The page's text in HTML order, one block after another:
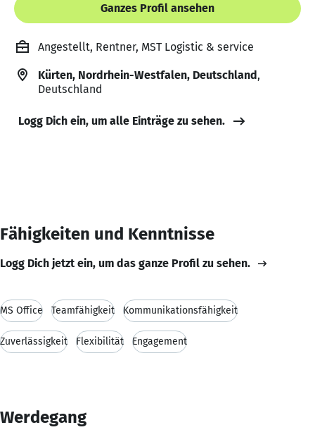
Ganzes Profil ansehen
Angestellt, Rentner, MST Logistic & service
Kürten, Nordrhein-Westfalen, Deutschland,
Deutschland
Logg Dich ein, um alle Einträge zu sehen.
Fähigkeiten und Kenntnisse
Logg Dich jetzt ein, um das ganze Profil zu sehen.
MS Office Teamfähigkeit Kommunikationsfähigkeit
Zuverlässigkeit Flexibilität Engagement
Werdegang